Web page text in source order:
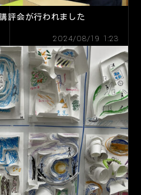
評会が行われました
2024/08/19 1:23